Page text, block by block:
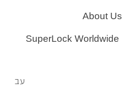
content
About Us
SuperLock Worldwide
עב